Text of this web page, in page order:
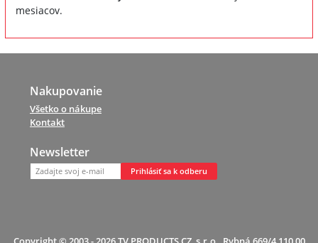
mesiacov.
Nakupovanie
Všetko o nákupe
Kontakt
Newsletter
Prihlásiť sa k odberu